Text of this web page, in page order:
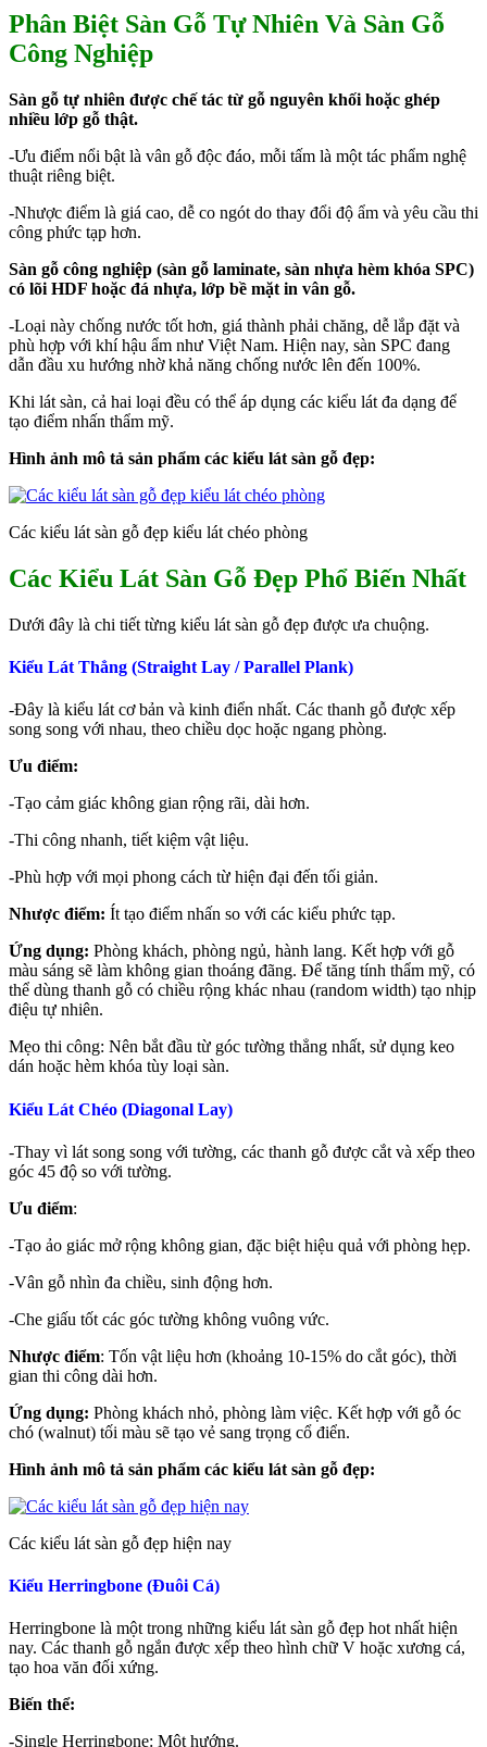
Phân Biệt Sàn Gỗ Tự Nhiên Và Sàn Gỗ
Công Nghiệp
Sàn gỗ tự nhiên được chế tác từ gỗ nguyên khối hoặc ghép
nhiều lớp gỗ thật.
-Ưu điểm nổi bật là vân gỗ độc đáo, mỗi tấm là một tác phẩm nghệ
thuật riêng biệt.
-Nhược điểm là giá cao, dễ co ngót do thay đổi độ ẩm và yêu cầu thi
công phức tạp hơn.
Sàn gỗ công nghiệp (sàn gỗ laminate, sàn nhựa hèm khóa SPC)
có lõi HDF hoặc đá nhựa, lớp bề mặt in vân gỗ.
-Loại này chống nước tốt hơn, giá thành phải chăng, dễ lắp đặt và
phù hợp với khí hậu ẩm như Việt Nam. Hiện nay, sàn SPC đang
dẫn đầu xu hướng nhờ khả năng chống nước lên đến 100%.
Khi lát sàn, cả hai loại đều có thể áp dụng các kiểu lát đa dạng để
tạo điểm nhấn thẩm mỹ.
Hình ảnh mô tả sản phẩm các kiểu lát sàn gỗ đẹp:
Các kiểu lát sàn gỗ đẹp kiểu lát chéo phòng
Các Kiểu Lát Sàn Gỗ Đẹp Phổ Biến Nhất
Dưới đây là chi tiết từng kiểu lát sàn gỗ đẹp được ưa chuộng.
Kiểu Lát Thẳng (Straight Lay / Parallel Plank)
-Đây là kiểu lát cơ bản và kinh điển nhất. Các thanh gỗ được xếp
song song với nhau, theo chiều dọc hoặc ngang phòng.
Ưu điểm:
-Tạo cảm giác không gian rộng rãi, dài hơn.
-Thi công nhanh, tiết kiệm vật liệu.
-Phù hợp với mọi phong cách từ hiện đại đến tối giản.
Nhược điểm: Ít tạo điểm nhấn so với các kiểu phức tạp.
Ứng dụng: Phòng khách, phòng ngủ, hành lang. Kết hợp với gỗ
màu sáng sẽ làm không gian thoáng đãng. Để tăng tính thẩm mỹ, có
thể dùng thanh gỗ có chiều rộng khác nhau (random width) tạo nhịp
điệu tự nhiên.
Mẹo thi công: Nên bắt đầu từ góc tường thẳng nhất, sử dụng keo
dán hoặc hèm khóa tùy loại sàn.
Kiểu Lát Chéo (Diagonal Lay)
-Thay vì lát song song với tường, các thanh gỗ được cắt và xếp theo
góc 45 độ so với tường.
Ưu điểm:
-Tạo ảo giác mở rộng không gian, đặc biệt hiệu quả với phòng hẹp.
-Vân gỗ nhìn đa chiều, sinh động hơn.
-Che giấu tốt các góc tường không vuông vức.
Nhược điểm: Tốn vật liệu hơn (khoảng 10-15% do cắt góc), thời
gian thi công dài hơn.
Ứng dụng: Phòng khách nhỏ, phòng làm việc. Kết hợp với gỗ óc
chó (walnut) tối màu sẽ tạo vẻ sang trọng cổ điển.
Hình ảnh mô tả sản phẩm các kiểu lát sàn gỗ đẹp:
Các kiểu lát sàn gỗ đẹp hiện nay
Kiểu Herringbone (Đuôi Cá)
Herringbone là một trong những kiểu lát sàn gỗ đẹp hot nhất hiện
nay. Các thanh gỗ ngắn được xếp theo hình chữ V hoặc xương cá,
tạo hoa văn đối xứng.
Biến thể:
-Single Herringbone: Một hướng.